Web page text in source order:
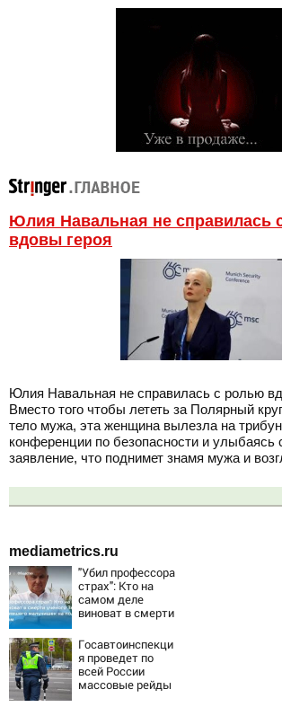
Юлия Навальная не справилась
вдовы героя
Юлия Навальная не справилась с ролью
Вместо того чтобы лететь за Полярный
тело мужа, эта женщина вылезла на
конференции по безопасности и улыбаясь
заявление, что поднимет знамя мужа и
mediametrics.ru
"Убил профессора
страх": Кто на
самом деле
виноват в смерти
остановившего
мальчишек на
поле с горохом
Госавтоинспекци
я проведет по
всей России
массовые рейды